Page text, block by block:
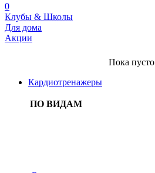
0
Клубы & Школы
Для дома
Акции
Пока пусто
Кардиотренажеры
ПО ВИДАМ